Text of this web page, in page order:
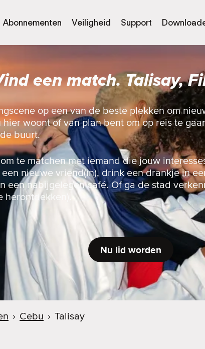
Abonnementen Veiligheid Support
een match. Talisay,
op een van de beste plekken om
hier woont of van plan bent om op reis te
buurt.
te matchen met iemand die jouw
nieuwe vriend(in), drink een drankje in
een nabijgelegen café. Of ga de stad
herontdekken).
Nu lid worden
› Cebu › Talisay